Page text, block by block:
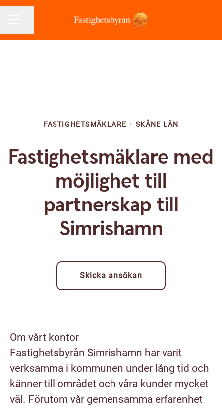
FASTIGHETSMÄKLARE · SKÅNE LÄN
Fastighetsmäklare med
möjlighet till
partnerskap till
Simrishamn
Skicka ansökan
Om vårt kontor
Fastighetsbyrån Simrishamn har varit
verksamma i kommunen under lång tid och
känner till området och våra kunder mycket
väl. Förutom vår gemensamma erfarenhet